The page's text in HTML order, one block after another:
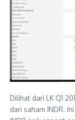
Dilihat dari LK Q1
dari saham INDR.